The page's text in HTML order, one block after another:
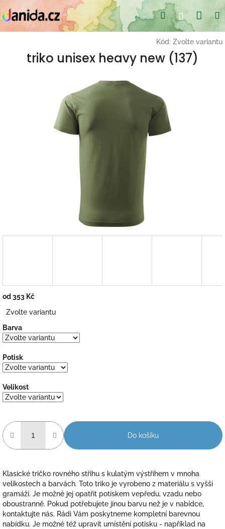
na
obsah
HledatPřihlášení
Kód: Zvolte variantu
triko unisex heavy new (137)
od353 Kč
cena:
Zvolte variantu
Barva
Potisk
Velikost
Do košíku
Klasické tričko rovného střihu s kulatým výstřihem v mnoha
velikostech a barvách. Toto triko je vyrobeno z materiálu s vyšší
gramáží. Je možné jej opatřit potiskem vepředu, vzadu nebo
oboustranně. Pokud potřebujete jinou barvu než je v nabídce,
kontaktujte nás. Rádi Vám poskytneme kompletní barevnou
nabídku. Je možné též upravit umístění potisku - například na